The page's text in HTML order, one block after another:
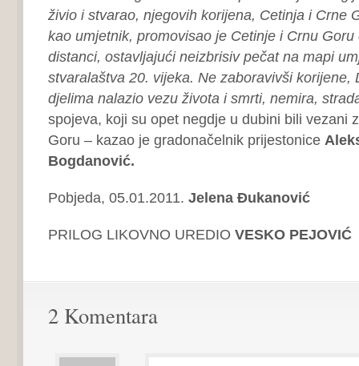
živio i stvarao, njegovih korijena, Cetinja i Crne
kao umjetnik, promovisao je Cetinje i Crnu
distanci, ostavljajući neizbrisiv pečat na mapi
stvaralaštva 20. vijeka. Ne zaboravivši korijene,
djelima nalazio vezu života i smrti, nemira,
spojeva, koji su opet negdje u dubini bili vezani
Goru – kazao je gradonačelnik prijestonice
Bogdanović.
Pobjeda, 05.01.2011. Jelena Đukanović
PRILOG LIKOVNO UREDIO VESKO PEJOVIĆ
2 Komentara